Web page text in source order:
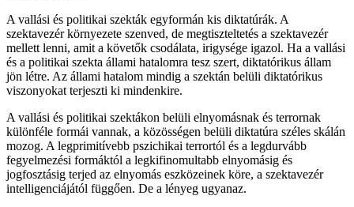
A vallási és politikai szekták egyformán kis diktatúrák. A
szektavezér környezete szenved, de megtiszteltetés a szektavezér
mellett lenni, amit a követők csodálata, irigysége igazol. Ha a vallási
és a politikai szekta állami hatalomra tesz szert, diktatórikus állam
jön létre. Az állami hatalom mindig a szektán belüli diktatórikus
viszonyokat terjeszti ki mindenkire.
A vallási és politikai szektákon belüli elnyomásnak és terrornak
különféle formái vannak, a közösségen belüli diktatúra széles skálán
mozog. A legprimitívebb pszichikai terrortól és a legdurvább
fegyelmezési formáktól a legkifinomultabb elnyomásig és
jogfosztásig terjed az elnyomás eszközeinek köre, a szektavezér
intelligenciájától függően. De a lényeg ugyanaz.